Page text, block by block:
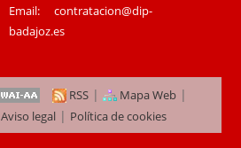
Email:contratacion@dip-
badajoz.es
RSS | Mapa Web |
Aviso legal| Política de cookies